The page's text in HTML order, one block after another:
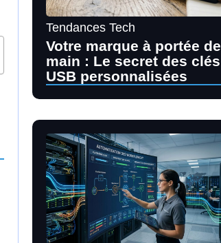
Tendances Tech
Votre marque à portée de
main : Le secret des clés
USB personnalisées